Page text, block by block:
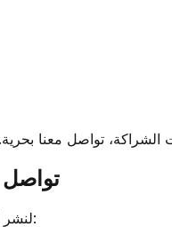
تواصل
لنشر المجلات والدعم التقني والشراكات: